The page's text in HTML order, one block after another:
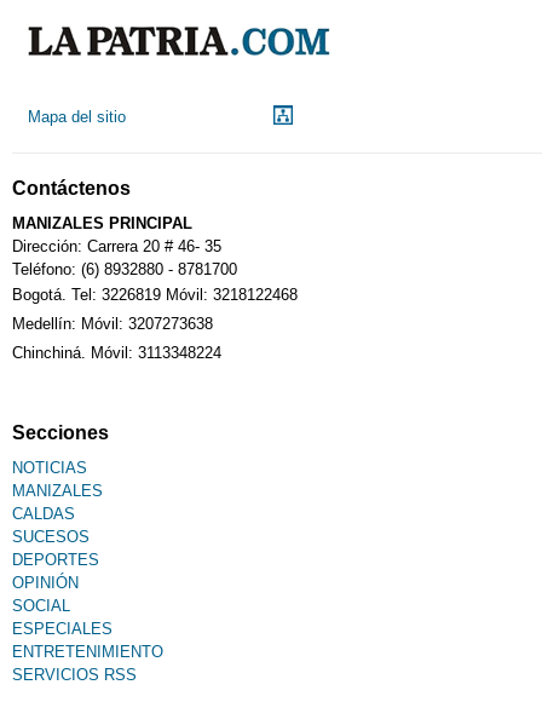
Mapa del sitio
Contáctenos
MANIZALES PRINCIPAL
Dirección: Carrera 20 # 46- 35
Teléfono: (6) 8932880 - 8781700
Bogotá. Tel: 3226819 Móvil: 3218122468
Medellín: Móvil: 3207273638
Chinchiná. Móvil: 3113348224
Secciones
NOTICIAS
MANIZALES
CALDAS
SUCESOS
DEPORTES
OPINIÓN
SOCIAL
ESPECIALES
ENTRETENIMIENTO
SERVICIOS RSS